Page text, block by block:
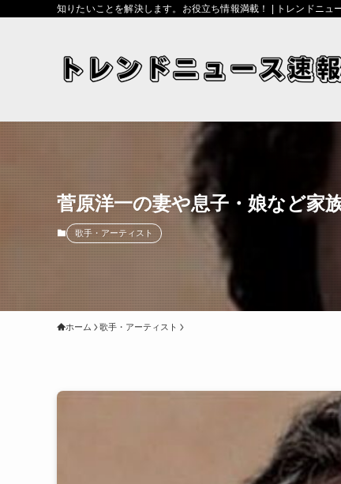
知りたいことを解決します。お役立ち情報満載！ | トレンドニュ
菅原洋一の妻や息子・娘など家
歌手・アーティスト
ホーム 歌手・アーティスト